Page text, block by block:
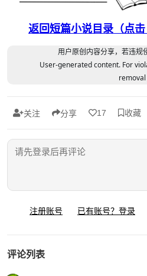
返回短篇小说目录（点击
用户原创内容分享，若违规
User-generated content. For
removal
关注 分享 17 收藏
注册账号 已有账号？登录
评论列表